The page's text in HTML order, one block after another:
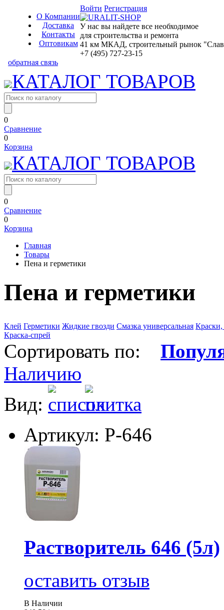
О Компании
Доставка
Контакты
Оптовикам
Войти Регистрация
У нас вы найдете все необходимое
для строительства и ремонта
41 км МКАД, строительный рынок
+7 (495) 727-23-15
обратная связь
КАТАЛОГ ТОВАРОВ
0
Сравнение
0
Корзина
КАТАЛОГ ТОВАРОВ
0
Сравнение
0
Корзина
Главная
Товары
Пена и герметики
Пена и герметики
Клей Герметики Жидкие гвозди Смазка универсальная Краски,
Краска-спрей
Сортировать по:
Наличию
Вид:
Артикул: Р-646
Растворитель 646 (5л)
оставить отзыв
В Наличии